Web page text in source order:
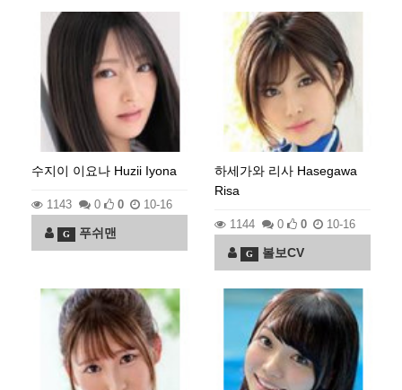
수지이 이요나 Huzii Iyona
1143 0 0 10-16
G 푸쉬맨
하세가와 리사 Hasegawa
Risa
1144 0 0 10-16
G 볼보CV